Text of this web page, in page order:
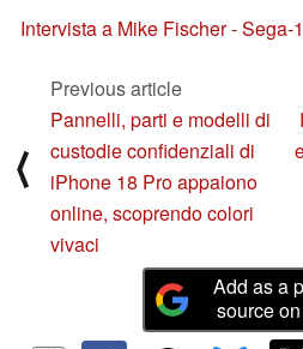
Intervista a Mike Fischer - Sega-
⟨
Previous article
Pannelli, parti e modelli di
custodie confidenziali di
iPhone 18 Pro appaiono
online, scoprendo colori
vivaci
Add as a
source